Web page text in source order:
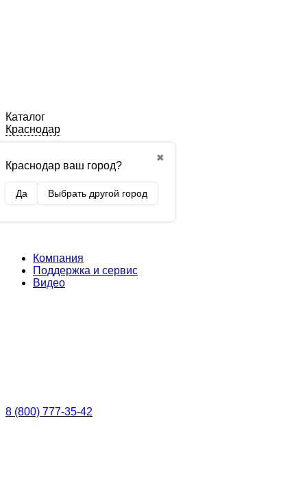
Каталог
Краснодар
✖
Краснодар ваш город?
Да Выбрать другой город
Компания
Поддержка и сервис
Видео
8 (800) 777-35-42